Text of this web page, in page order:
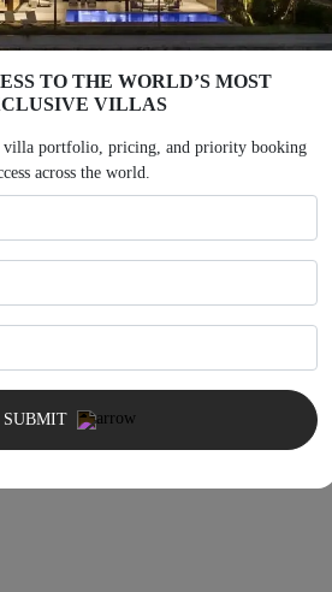
domestique
TO THE WORLD’S MOST
VILLAS
villa portfolio, pricing, and priority booking
across the world.
SUBMIT